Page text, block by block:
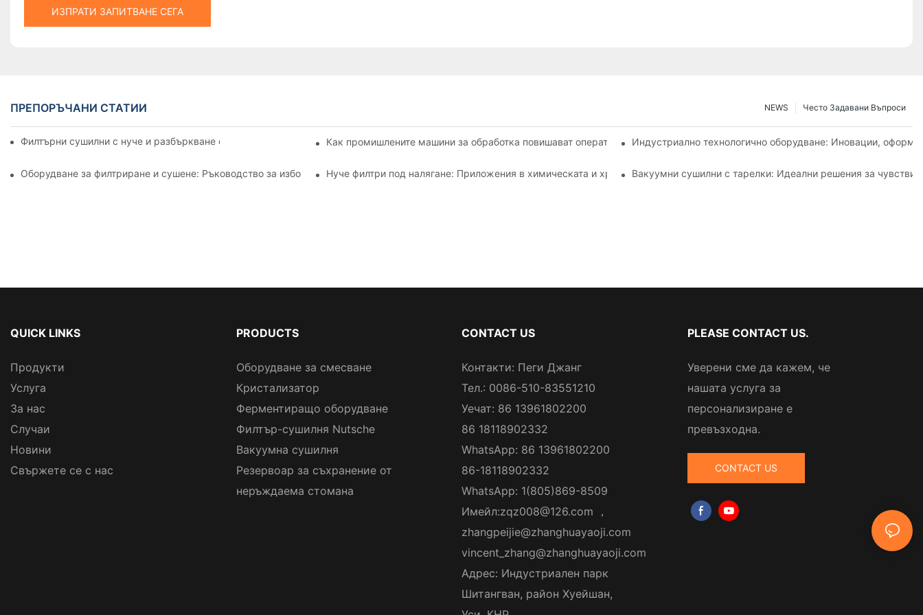
ИЗПРАТИ ЗАПИТВАНЕ СЕГА
ПРЕПОРЪЧАНИ СТАТИИ Често Задавани Въпроси
NEWS
Филтърни сушилни с нуче и разбъркване спрямо други методи на сушене: сравнениеКак промишлените машини за обработка повишават оперативната ефективностИндустриално технологично оборудване: Иновации,
Оборудване за филтриране и сушене: Ръководство за избор и употребаНуче филтри под налягане: Приложения в химическата и хранително-вкусовата промишленост
Вакуумни сушилни с тарелки: Идеални решения за
QUICK LINKS
Продукти
Услуга
За нас
Случаи
Новини
Свържете се с нас
PRODUCTS
Оборудване за смесване
Кристализатор
Ферментиращо оборудване
Филтър-сушилня Nutsche
Вакуумна сушилня
Резервоар за съхранение от
неръждаема стомана
CONTACT US
Контакти: Пеги Джанг
Тел.: 0086-510-83551210
Уечат: 86 13961802200
86 18118902332
WhatsApp: 86 13961802200
86-18118902332
WhatsApp: 1(805)869-8509
Имейл:zqz008@126.com ，
zhangpeijie@zhanghuayaoji.com
vincent_zhang@zhanghuayaoji.com
Адрес: Индустриален парк
Шитангван, район Хуейшан,
PLEASE CONTACT US.
Уверени сме да кажем, че
нашата услуга за
персонализиране е
превъзходна.
CONTACT US